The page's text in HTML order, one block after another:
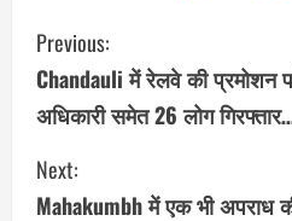
C
o
n
t
Previous:
Chandauli में रेलवे की प्रमोशन
अधिकारी समेत 26 लोग
Next:
Mahakumbh में एक भी अपराध